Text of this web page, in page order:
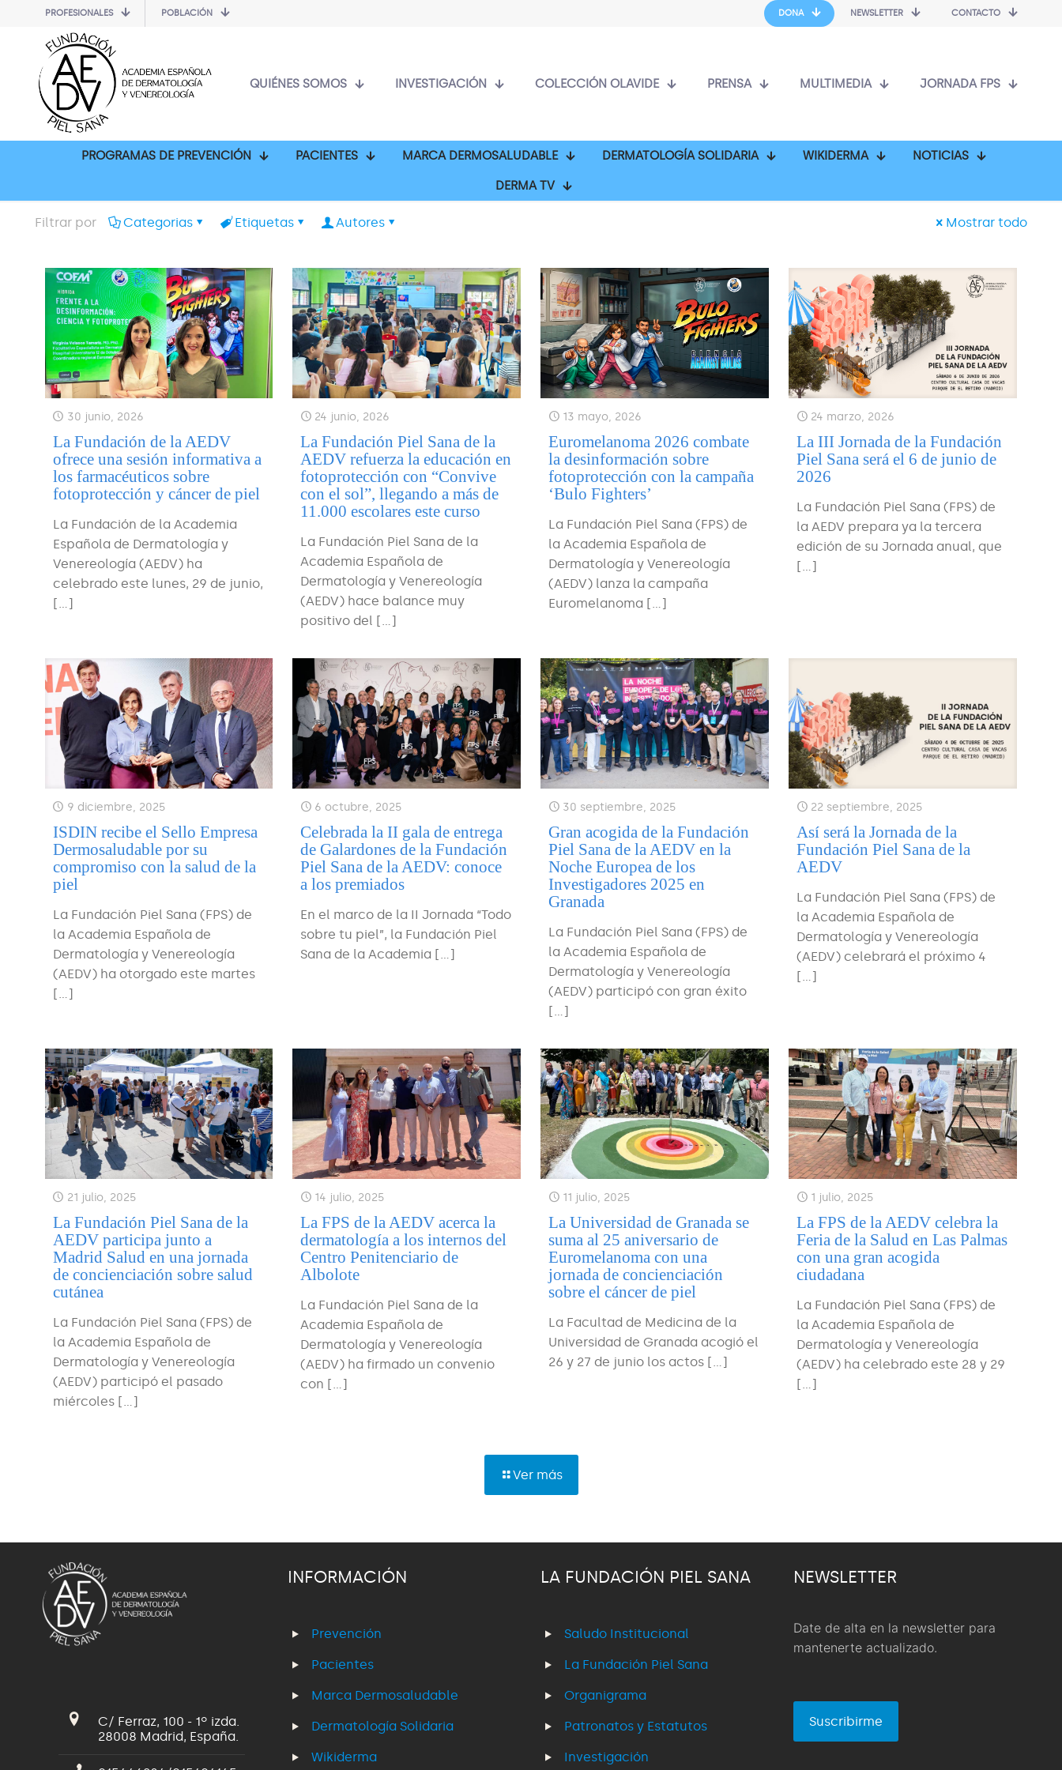
PROFESIONALES POBLACIÓN DONA NEWSLETTER CONTACTO
QUIÉNES SOMOS INVESTIGACIÓN COLECCIÓN OLAVIDE PRENSA MULTIMEDIA JORNADA FPS
PROGRAMAS DE PREVENCIÓN PACIENTES MARCA DERMOSALUDABLE DERMATOLOGÍA SOLIDARIA WIKIDERMA NOTICIAS
DERMA TV
Filtrar por Categorias Etiquetas Autores Mostrar todo
30 junio, 2026
La Fundación de la AEDV
ofrece una sesión informativa a
los farmacéuticos sobre
fotoprotección y cáncer de piel
La Fundación de la Academia
Española de Dermatología y
Venereología (AEDV) ha
celebrado este lunes, 29 de junio,
[…]
24 junio, 2026
La Fundación Piel Sana de la
AEDV refuerza la educación en
fotoprotección con “Convive
con el sol”, llegando a más de
11.000 escolares este curso
La Fundación Piel Sana de la
Academia Española de
Dermatología y Venereología
(AEDV) hace balance muy
positivo del […]
13 mayo, 2026
Euromelanoma 2026 combate
la desinformación sobre
fotoprotección con la campaña
‘Bulo Fighters’
La Fundación Piel Sana (FPS) de
la Academia Española de
Dermatología y Venereología
(AEDV) lanza la campaña
Euromelanoma […]
24 marzo, 2026
La III Jornada de la Fundación
Piel Sana será el 6 de junio de
2026
La Fundación Piel Sana (FPS) de
la AEDV prepara ya la tercera
edición de su Jornada anual, que
[…]
9 diciembre, 2025
ISDIN recibe el Sello Empresa
Dermosaludable por su
compromiso con la salud de la
piel
La Fundación Piel Sana (FPS) de
la Academia Española de
Dermatología y Venereología
(AEDV) ha otorgado este martes
[…]
6 octubre, 2025
Celebrada la II gala de entrega
de Galardones de la Fundación
Piel Sana de la AEDV: conoce
a los premiados
En el marco de la II Jornada “Todo
sobre tu piel”, la Fundación Piel
Sana de la Academia […]
30 septiembre, 2025
Gran acogida de la Fundación
Piel Sana de la AEDV en la
Noche Europea de los
Investigadores 2025 en
Granada
La Fundación Piel Sana (FPS) de
la Academia Española de
Dermatología y Venereología
(AEDV) participó con gran éxito
[…]
22 septiembre, 2025
Así será la Jornada de la
Fundación Piel Sana de la
AEDV
La Fundación Piel Sana (FPS) de
la Academia Española de
Dermatología y Venereología
(AEDV) celebrará el próximo 4
[…]
21 julio, 2025
La Fundación Piel Sana de la
AEDV participa junto a
Madrid Salud en una jornada
de concienciación sobre salud
cutánea
La Fundación Piel Sana (FPS) de
la Academia Española de
Dermatología y Venereología
(AEDV) participó el pasado
miércoles[…]
14 julio, 2025
La FPS de la AEDV acerca la
dermatología a los internos del
Centro Penitenciario de
Albolote
La Fundación Piel Sana de la
Academia Española de
Dermatología y Venereología
(AEDV) ha firmado un convenio
con […]
11 julio, 2025
La Universidad de Granada se
suma al 25 aniversario de
Euromelanoma con una
jornada de concienciación
sobre el cáncer de piel
La Facultad de Medicina de la
Universidad de Granada acogió el
26 y 27 de junio los actos […]
1 julio, 2025
La FPS de la AEDV celebra la
Feria de la Salud en Las Palmas
con una gran acogida
ciudadana
La Fundación Piel Sana (FPS) de
la Academia Española de
Dermatología y Venereología
(AEDV) ha celebrado este 28 y 29
[…]
Ver más
C/ Ferraz, 100 - 1º izda.
28008 Madrid, España.
INFORMACIÓN
Prevención
Pacientes
Marca Dermosaludable
Dermatología Solidaria
Wikiderma
LA FUNDACIÓN PIEL SANA
Saludo Institucional
La Fundación Piel Sana
Organigrama
Patronatos y Estatutos
Investigación
NEWSLETTER
Date de alta en la newsletter para
mantenerte actualizado.
Suscribirme